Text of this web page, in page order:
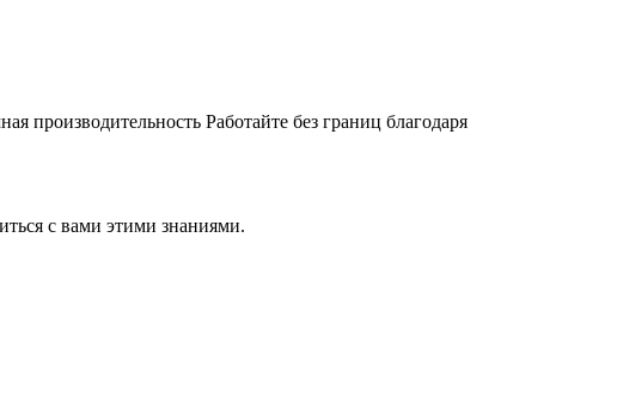
производительность Работайте без границ благодаря
с вами этими знаниями.